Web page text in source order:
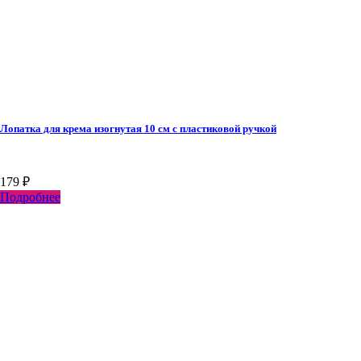
Лопатка для крема изогнутая 10 см с пластиковой ручкой
179 ₽
Подробнее